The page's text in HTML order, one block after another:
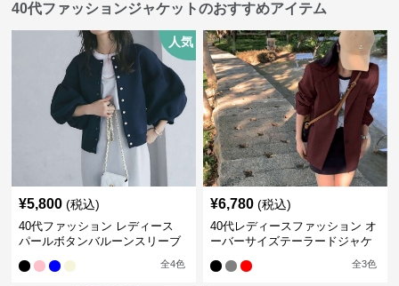
40代ファッションジャケットのおすすめアイテム
人気
¥5,800 (税込)
40代ファッション レディース
パールボタンバルーンスリーブ
全4色
¥6,780 (税込)
40代レディースファッション オ
ーバーサイズテーラードジャケ
全3色